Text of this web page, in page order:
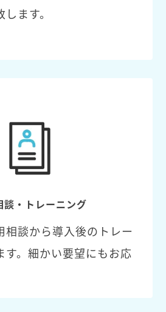
ます。
談・トレーニング
相談から導入後のトレー
す。細かい要望にもお応